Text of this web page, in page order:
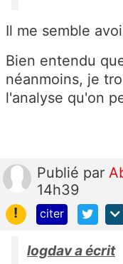
Il me semble
Bien entendu
néanmoins, je
l'analyse qu'on
Publié par
14h39
!
citer
logdav a écrit